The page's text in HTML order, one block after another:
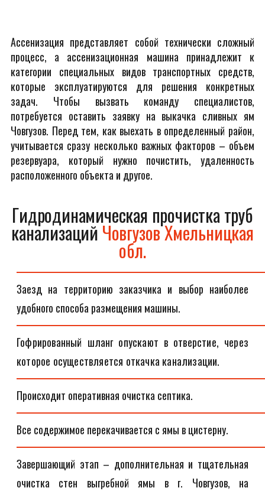
Ассенизация представляет собой технически сложный
процесс, а ассенизационная машина принадлежит к
категории специальных видов транспортных средств,
которые эксплуатируются для решения конкретных
задач. Чтобы вызвать команду специалистов,
потребуется оставить заявку на выкачка сливных ям
Човгузов. Перед тем, как выехать в определенный район,
учитывается сразу несколько важных факторов – объем
резервуара, который нужно почистить, удаленность
расположенного объекта и другое.
Гидродинамическая прочистка труб
канализаций Човгузов Хмельницкая
обл.
Заезд на территорию заказчика и выбор наиболее
удобного способа размещения машины.
Гофрированный шланг опускают в отверстие, через
которое осуществляется откачка канализации.
Происходит оперативная очистка септика.
Все содержимое перекачивается с ямы в цистерну.
Завершающий этап – дополнительная и тщательная
очистка стен выгребной ямы в г. Човгузов, на